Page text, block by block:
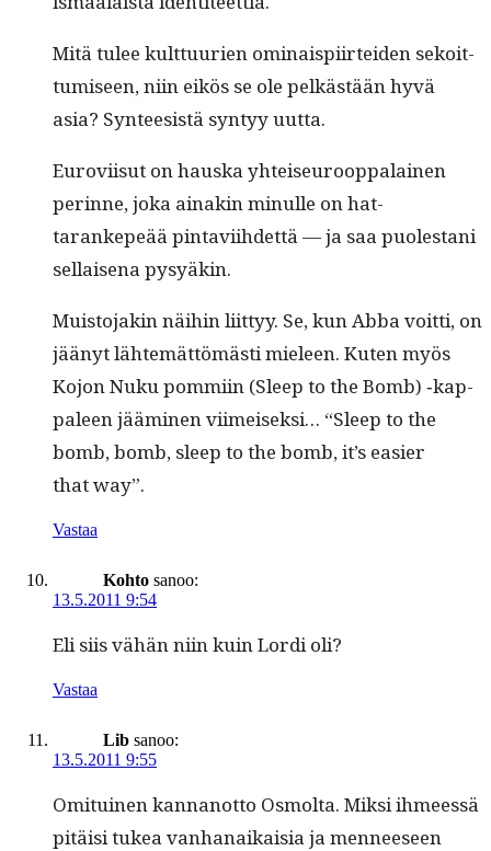
Mitä tulee kult­tuurien omi­naispi­irtei­den sekoit­
tumiseen, niin eikös se ole pelkästään hyvä
asia? Syn­teesistä syn­tyy uutta.
Eurovi­isut on haus­ka yhteiseu­roop­palainen
perinne, joka ainakin min­ulle on hat­
tarankepeää pin­tavi­ihdet­tä — ja saa puolestani
sel­l­aise­na pysyäkin.
Muis­to­jakin näi­hin liit­tyy. Se, kun Abba voit­ti, on
jäänyt lähtemät­tömästi mieleen. Kuten myös
Kojon Nuku pom­mi­in (Sleep to the Bomb) ‑kap­
paleen jäämi­nen viimeisek­si… “Sleep to the
bomb, bomb, sleep to the bomb, it’s eas­i­er
that way”.
Vastaa
Kohto sanoo:
13.5.2011 9:54
Eli siis vähän niin kuin Lor­di oli?
Vastaa
Lib sanoo:
13.5.2011 9:55
Omi­tu­inen kan­nan­ot­to Osmol­ta. Mik­si ihmeessä
pitäisi tukea van­hanaikaisia ja men­neeseen